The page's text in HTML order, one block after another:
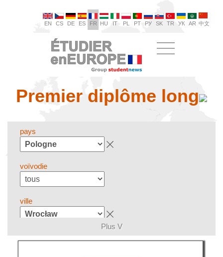
EN CS DE ES FR HU IT PL PT РУ SK TR УК AR 中文
Premier diplôme long
pays
voïvodie
ville
domaines d'études
Plus V